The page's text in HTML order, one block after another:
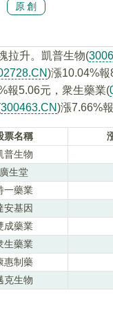
原創
拉升。凱普生物(
)漲10.04%
報5.06元，衆生藥業(
300463.CN)漲7.66%
票名稱
普生物
廣生堂
一藥業
安基因
成藥業
生藥業
惠制藥
克生物